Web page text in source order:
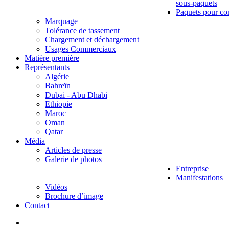
sous-paquets
Paquets pour
Marquage
Tolérance de tassement
Chargement et déchargement
Usages Commerciaux
Matière première
Représentants
Algérie
Bahreïn
Dubai - Abu Dhabi
Ethiopie
Maroc
Oman
Qatar
Média
Articles de presse
Galerie de photos
Entreprise
Manifestations
Vidéos
Brochure d’image
Contact